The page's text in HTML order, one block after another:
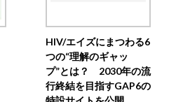
HIV/エイズにまつわる6
つの“理解のギャッ
プ”とは？ 2030年の流
行終結を目指すGAP6の